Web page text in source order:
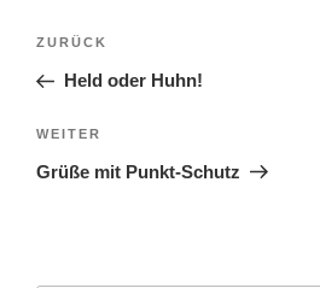
BEITRAGSNAVIGATION
Vorheriger
Beitrag
ZURÜCK
Held oder Huhn!
Nächster
Beitrag
WEITER
Grüße mit Punkt-Schutz